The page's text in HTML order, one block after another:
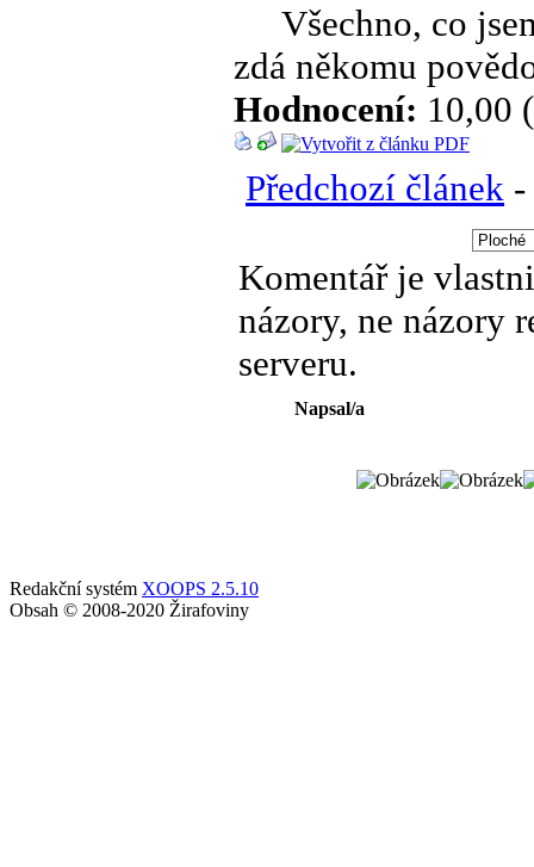
Všechno, co
zdá někomu
Hodnocení: 10,00
Předchozí článek -
Komentář je
názory, ne názory
serveru.
Napsal/a
Redakční systém XOOPS 2.5.10
Obsah © 2008-2020 Žirafoviny